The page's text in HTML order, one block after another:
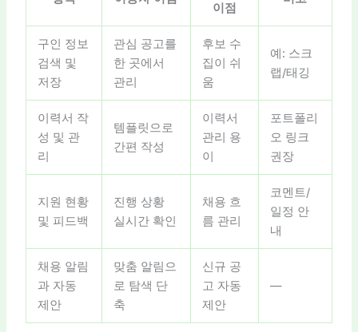
이점
구인 정보
검색 및
저장
관심 공고를
한 곳에서
관리
후보 수
집이 쉬
움
예: 스크
랩/태깅
이력서 작
성 및 관
리
템플릿으로
간편 작성
이력서
관리 용
이
포트폴리
오 링크
권장
지원 현황
및 피드백
진행 상황
실시간 확인
채용 흐
름 관리
코멘트/
일정 안
내
채용 알림
과 자동
제안
맞춤 알림으
로 탐색 단
축
신규 공
고 자동
제안
—